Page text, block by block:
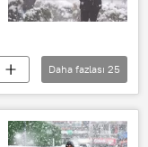
Daha fazlası 25